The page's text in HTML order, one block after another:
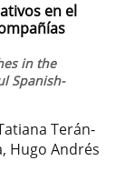
en el
in the
Spanish-
Terán-
Hugo Andrés